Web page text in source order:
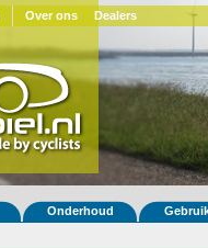
Over ons Dealers
Onderhoud